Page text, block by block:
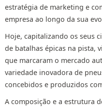
estratégia de marketing e
empresa ao longo da sua
Hoje, capitalizando os seus
de batalhas épicas na pista,
que marcaram o mercado
variedade inovadora de
concebidos e produzidos
A composição e a estrutura